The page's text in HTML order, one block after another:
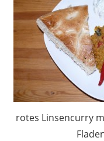
rotes Linsencurry